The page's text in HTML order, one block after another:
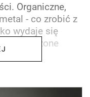
Organiczne,
- co zrobić z
wydaje się
wyłożone